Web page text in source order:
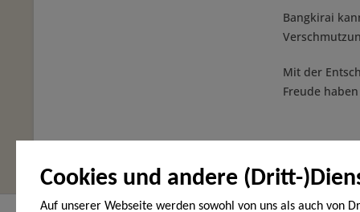
Cookies und andere (Dritt-
Auf unserer Webseite werden sowohl von uns als auch von
Bangkirai
Mit der
Freude